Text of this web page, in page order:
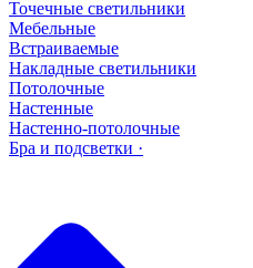
Точечные светильники
Мебельные
Встраиваемые
Накладные светильники
Потолочные
Настенные
Настенно-потолочные
Бра и подсветки ·